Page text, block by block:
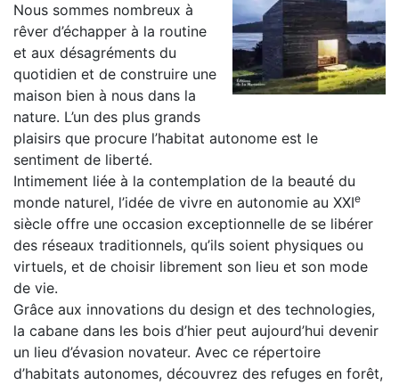
Nous sommes nombreux à
rêver d’échapper à la routine
et aux désagréments du
quotidien et de construire une
maison bien à nous dans la
nature. L’un des plus grands
plaisirs que procure l’habitat autonome est le
sentiment de liberté.
Intimement liée à la contemplation de la beauté du
monde naturel, l’idée de vivre en autonomie au XXIe
siècle offre une occasion exceptionnelle de se libérer
des réseaux traditionnels, qu’ils soient physiques ou
virtuels, et de choisir librement son lieu et son mode
de vie.
Grâce aux innovations du design et des technologies,
la cabane dans les bois d’hier peut aujourd’hui devenir
un lieu d’évasion novateur. Avec ce répertoire
d’habitats autonomes, découvrez des refuges en forêt,